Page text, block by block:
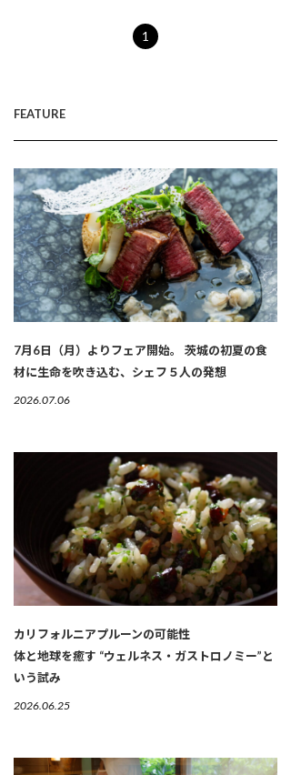
1
FEATURE
7月6日（月）よりフェア開始。 茨城の初夏の食
材に生命を吹き込む、シェフ５人の発想
2026.07.06
カリフォルニアプルーンの可能性
体と地球を癒す “ウェルネス・ガストロノミー”と
いう試み
2026.06.25